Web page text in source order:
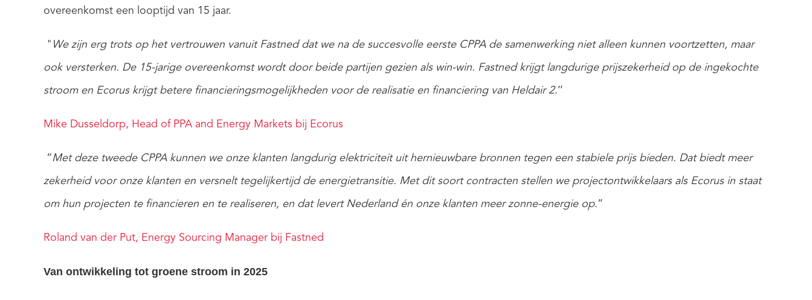
overeenkomst een looptijd van 15 jaar.
" We zijn erg trots op het vertrouwen vanuit Fastned dat we na de succesvolle eerste CPPA de samenwerking niet alleen kunnen voortzetten, maar
ook versterken. De 15-jarige overeenkomst wordt door beide partijen gezien als win-win. Fastned krijgt langdurige prijszekerheid op de ingekochte
stroom en Ecorus krijgt betere financieringsmogelijkheden voor de realisatie en financiering van Heldair 2.’’
Mike Dusseldorp, Head of PPA and Energy Markets bij Ecorus
“Met deze tweede CPPA kunnen we onze klanten langdurig elektriciteit uit hernieuwbare bronnen tegen een stabiele prijs bieden. Dat biedt meer
zekerheid voor onze klanten en versnelt tegelijkertijd de energietransitie. Met dit soort contracten stellen we projectontwikkelaars als Ecorus in staat
om hun projecten te financieren en te realiseren, en dat levert Nederland én onze klanten meer zonne-energie op.”
Roland van der Put, Energy Sourcing Manager bij Fastned
Van ontwikkeling tot groene stroom in 2025